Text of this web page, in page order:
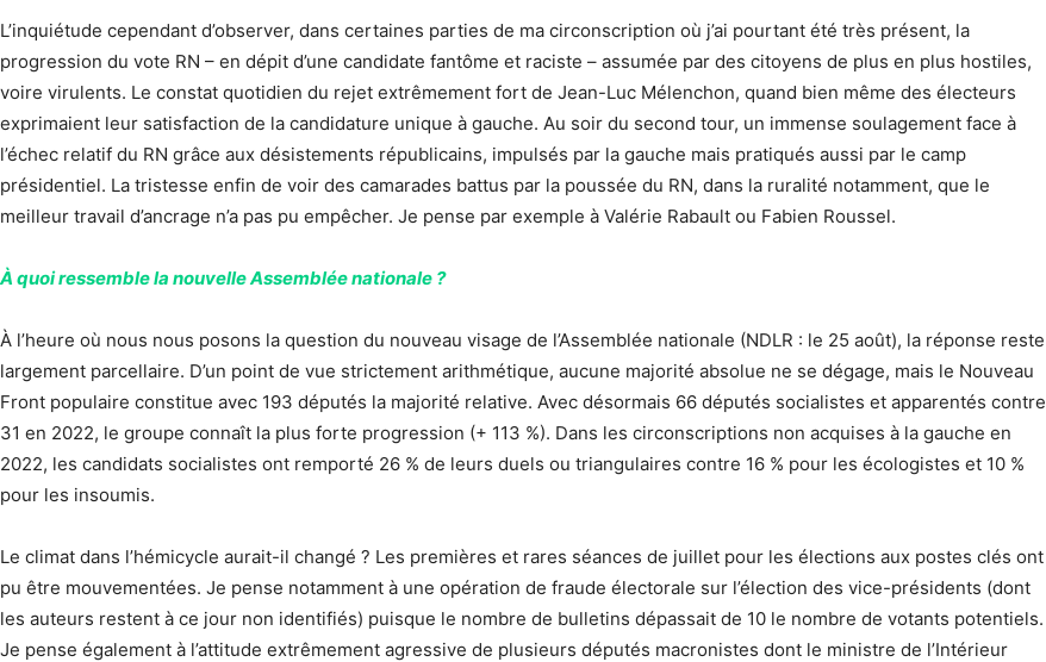
L’inquiétude cependant d’observer, dans certaines parties de ma circonscription où j’ai pourtant été très présent, la
progression du vote RN – en dépit d’une candidate fantôme et raciste – assumée par des citoyens de plus en plus hostiles,
voire virulents. Le constat quotidien du rejet extrêmement fort de Jean-Luc Mélenchon, quand bien même des électeurs
exprimaient leur satisfaction de la candidature unique à gauche. Au soir du second tour, un immense soulagement face à
l’échec relatif du RN grâce aux désistements républicains, impulsés par la gauche mais pratiqués aussi par le camp
présidentiel. La tristesse enfin de voir des camarades battus par la poussée du RN, dans la ruralité notamment, que le
meilleur travail d’ancrage n’a pas pu empêcher. Je pense par exemple à Valérie Rabault ou Fabien Roussel.
À quoi ressemble la nouvelle Assemblée nationale ?
À l’heure où nous nous posons la question du nouveau visage de l’Assemblée nationale (NDLR : le 25 août), la réponse reste
largement parcellaire. D’un point de vue strictement arithmétique, aucune majorité absolue ne se dégage, mais le Nouveau
Front populaire constitue avec 193 députés la majorité relative. Avec désormais 66 députés socialistes et apparentés contre
31 en 2022, le groupe connaît la plus forte progression (+ 113 %). Dans les circonscriptions non acquises à la gauche en
2022, les candidats socialistes ont remporté 26 % de leurs duels ou triangulaires contre 16 % pour les écologistes et 10 %
pour les insoumis.
Le climat dans l’hémicycle aurait-il changé ? Les premières et rares séances de juillet pour les élections aux postes clés ont
pu être mouvementées. Je pense notamment à une opération de fraude électorale sur l’élection des vice-présidents (dont
les auteurs restent à ce jour non identifiés) puisque le nombre de bulletins dépassait de 10 le nombre de votants potentiels.
Je pense également à l’attitude extrêmement agressive de plusieurs députés macronistes dont le ministre de l’Intérieur